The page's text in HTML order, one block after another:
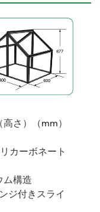
さ）（mm）
カーボネート
ム構造
ジ付きスライ